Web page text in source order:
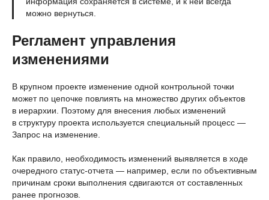
можно вернуться.
Регламент управления
изменениями
В крупном проекте изменение одной контрольной точки
может по цепочке повлиять на множество других объектов
в иерархии. Поэтому для внесения любых изменений
в структуру проекта используется специальный процесс —
Запрос на изменение.
Как правило, необходимость изменений выявляется в ходе
очередного статус-отчета — например, если по объективным
причинам сроки выполнения сдвигаются от составленных
ранее прогнозов.